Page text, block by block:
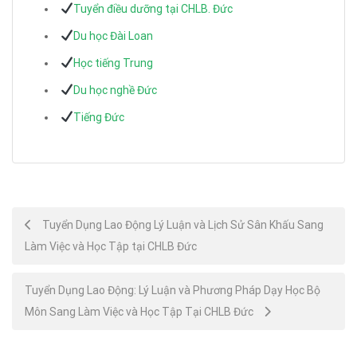
Tuyển điều dưỡng tại CHLB. Đức
Du học Đài Loan
Học tiếng Trung
Du học nghề Đức
Tiếng Đức
Post
navigation
Tuyển Dụng Lao Động Lý Luận và Lịch Sử Sân Khấu Sang
Làm Việc và Học Tập tại CHLB Đức
Tuyển Dụng Lao Động: Lý Luận và Phương Pháp Dạy Học Bộ
Môn Sang Làm Việc và Học Tập Tại CHLB Đức